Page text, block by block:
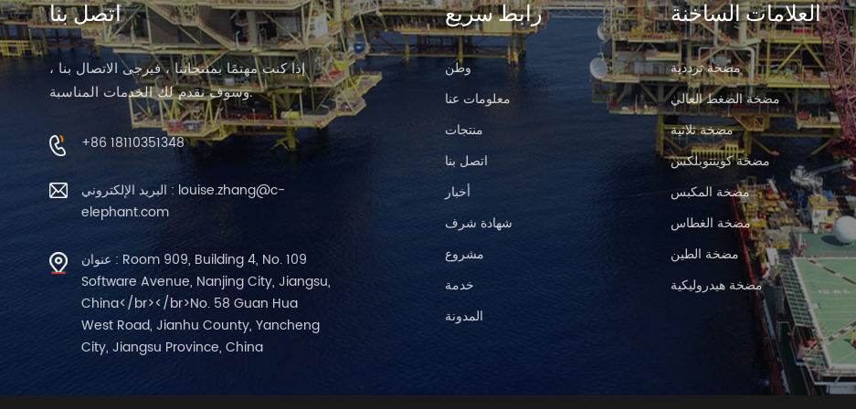
اتصل بنا
إذا كنت مهتمًا بمنتجاتنا ، فيرجى الاتصال بنا ،
وسوف نقدم لك الخدمات المناسبة.
+86 18110351348
البريد الإلكتروني : louise.zhang@c-
elephant.com
عنوان : Room 909, Building 4, No. 109
Software Avenue, Nanjing City, Jiangsu,
China</br></br>No. 58 Guan Hua
West Road, Jianhu County, Yancheng
City, Jiangsu Province, China
رابط سريع
وطن
معلومات عنا
منتجات
اتصل بنا
أخبار
شهادة شرف
مشروع
خدمة
المدونة
العلامات الساخنة
مضخة ترددية
مضخة الضغط العالي
مضخة ثلاثية
مضخة كوينتوبلكس
مضخة المكبس
مضخة الغطاس
مضخة الطين
مضخة هيدروليكية